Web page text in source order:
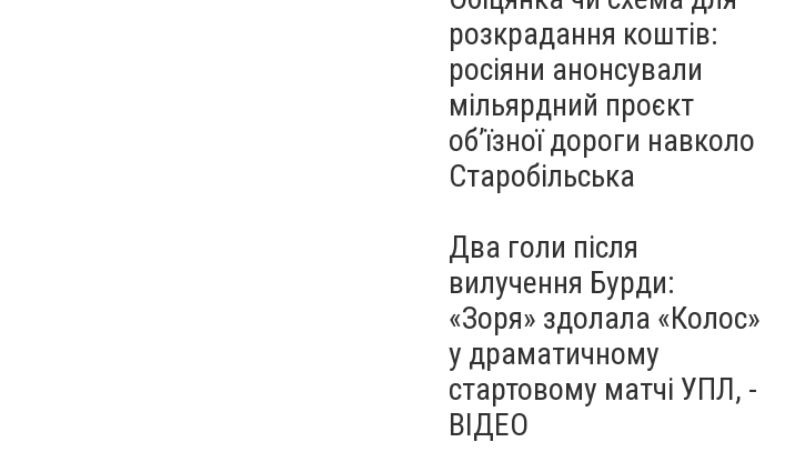
розкрадання коштів:
росіяни анонсували
мільярдний проєкт
об’їзної дороги навколо
Старобільська
Два голи після
вилучення Бурди:
«Зоря» здолала «Колос»
у драматичному
стартовому матчі УПЛ, -
ВІДЕО